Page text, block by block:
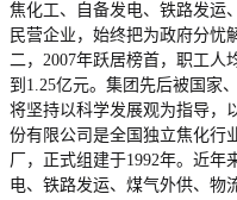
焦化工、自备发电、铁路发运
民营企业，始终把为政府分忧
二，2007年跃居榜首，职工人
到1.25亿元。集团先后被国家
将坚持以科学发展观为指导，
份有限公司是全国独立焦化行
厂，正式组建于1992年。近
电、铁路发运、煤气外供、物